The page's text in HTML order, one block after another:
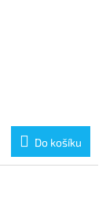
Do košíku